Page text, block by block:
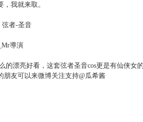
我就来取。
弦者-圣音
導演
的漂亮好看，这套弦者圣音cos更是有仙侠
朋友可以来微博关注支持@瓜希酱